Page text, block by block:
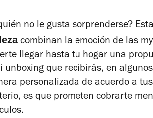
no le gusta sorprenderse?
combinan la emoción de las
llegar hasta tu hogar una
unboxing que recibirás, en
personalizada de acuerdo a
es que prometen cobrarte